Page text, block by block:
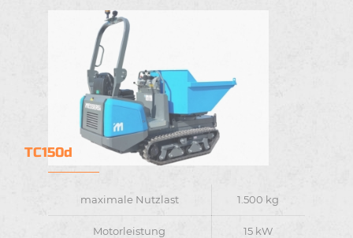
TC150d
maximale Nutzlast 1.500 kg
Motorleistung 15 kW